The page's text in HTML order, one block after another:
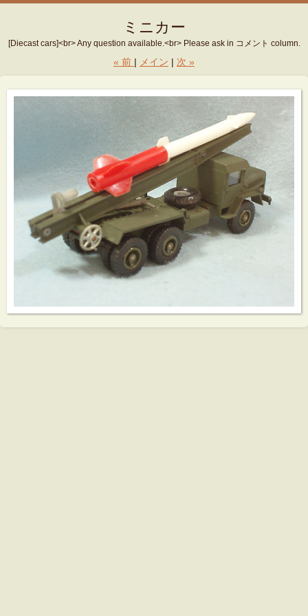
ミニカー
[Diecast cars]<br> Any question available.<br> Please ask in コメント column.
« 前 メイン 次 »